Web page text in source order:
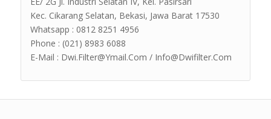
Kec. Cikarang Selatan, Bekasi, Jawa Barat 17530
Whatsapp : 0812 8251 4956
Phone : (021) 8983 6088
E-Mail : Dwi.Filter@Ymail.Com / Info@Dwifilter.Com